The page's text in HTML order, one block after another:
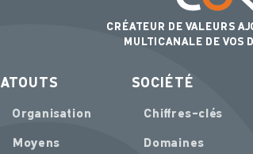
CRÉATEUR DE VALEURS
MULTICANALE DE VOS
ATOUTS
Organisation
Moyens
SOCIÉTÉ
Chiffres-clés
Domaines